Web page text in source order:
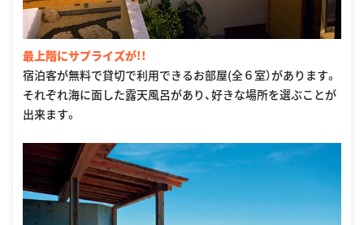
最上階にサプライズが!!
宿泊客が無料で貸切で利用できるお部屋(全６室）があります。
それぞれ海に面した露天風呂があり、好きな場所を選ぶことが
出来ます。